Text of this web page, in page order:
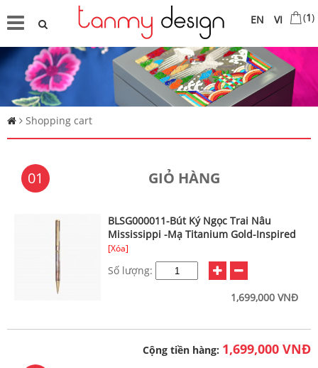
VI
EN (1)
Shopping cart
01 GIỎ HÀNG
BLSG000011-Bút Ký Ngọc Trai Nâu
Mississippi -Mạ Titanium Gold-Inspired
[Xóa]
Số lượng:
1,699,000 VNĐ
Cộng tiền hàng: 1,699,000 VNĐ